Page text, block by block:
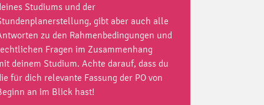
sonderpädagogische Förderung (Master)
Studiums und der
gibt aber auch alle
zu den Rahmenbedingungen und
Fragen im Zusammenhang
deinem Studium. Achte darauf, dass du
für dich relevante Fassung der PO von
an im Blick hast!